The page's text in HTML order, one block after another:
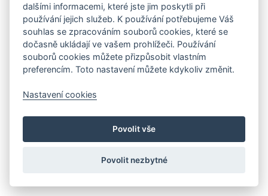
dalšími informacemi, které jste jim poskytli při
používání jejich služeb. K používání potřebujeme Váš
souhlas se zpracováním souborů cookies, které se
dočasně ukládají ve vašem prohlížeči. Používání
souborů cookies můžete přizpůsobit vlastním
preferencím. Toto nastavení můžete kdykoliv změnit.
Nastavení cookies
Povolit vše
Povolit nezbytné